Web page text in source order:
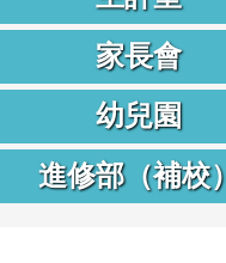
家長會
幼兒園
進修部（補校）